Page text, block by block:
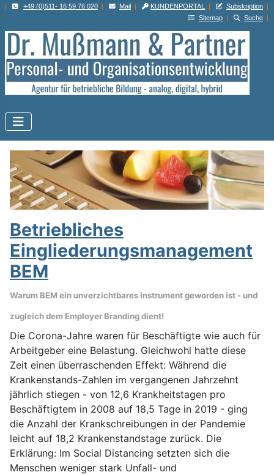
| +49 (0)511- 16 59 76 020 | Mail | KUNDENPORTAL | Subskription |
Sitemap | Suche |
Betriebliches
Eingliederungs­management
BEM
Warum BEM ein unverzichtbares Instrument geworden ist - und
zugleich dem Employer Branding dient!
Die Corona-Jahre waren für Beschäftigte wie auch für
Arbeitgeber eine Belastung. Gleichwohl hatte diese
Zeit einen überraschenden Effekt: Während die
Krankenstands-Zahlen im vergangenen Jahrzehnt
jährlich stiegen - von 12,6 Krankheitstagen pro
Beschäftigtem in 2008 auf 18,5 Tage in 2019 - ging
die Anzahl der Krankschreibungen in der Pandemie
leicht auf 18,2 Krankenstandstage zurück. Die
Erklärung: Im Social Distancing setzten sich die
Menschen weniger stark Unfall- und